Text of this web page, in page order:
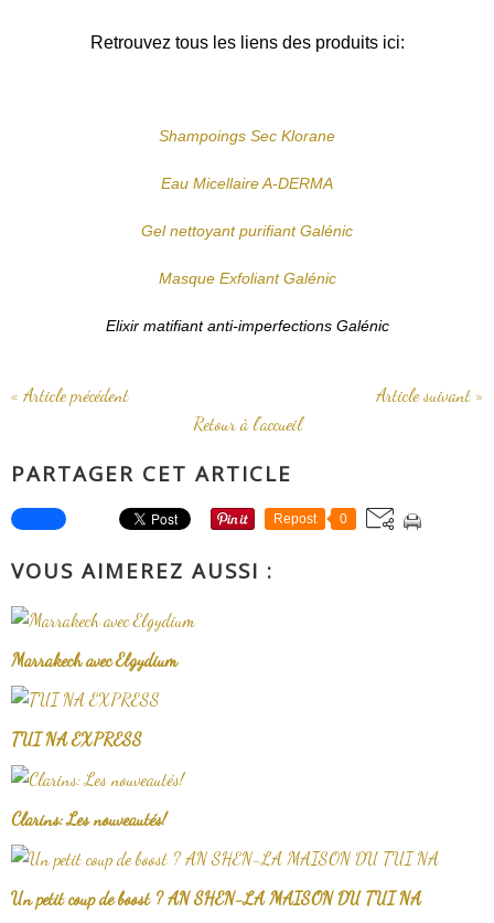
Retrouvez tous les liens des produits ici:
Shampoings Sec Klorane
Eau Micellaire A-DERMA
Gel nettoyant purifiant Galénic
Masque Exfoliant Galénic
Elixir matifiant anti-imperfections Galénic
« Article précédent
Article suivant »
Retour à l'accueil
PARTAGER CET ARTICLE
Repost 0
VOUS AIMEREZ AUSSI :
Marrakech avec Elgydium
TUI NA EXPRESS
Clarins: Les nouveautés!
Un petit coup de boost ? AN SHEN-LA MAISON DU TUI NA